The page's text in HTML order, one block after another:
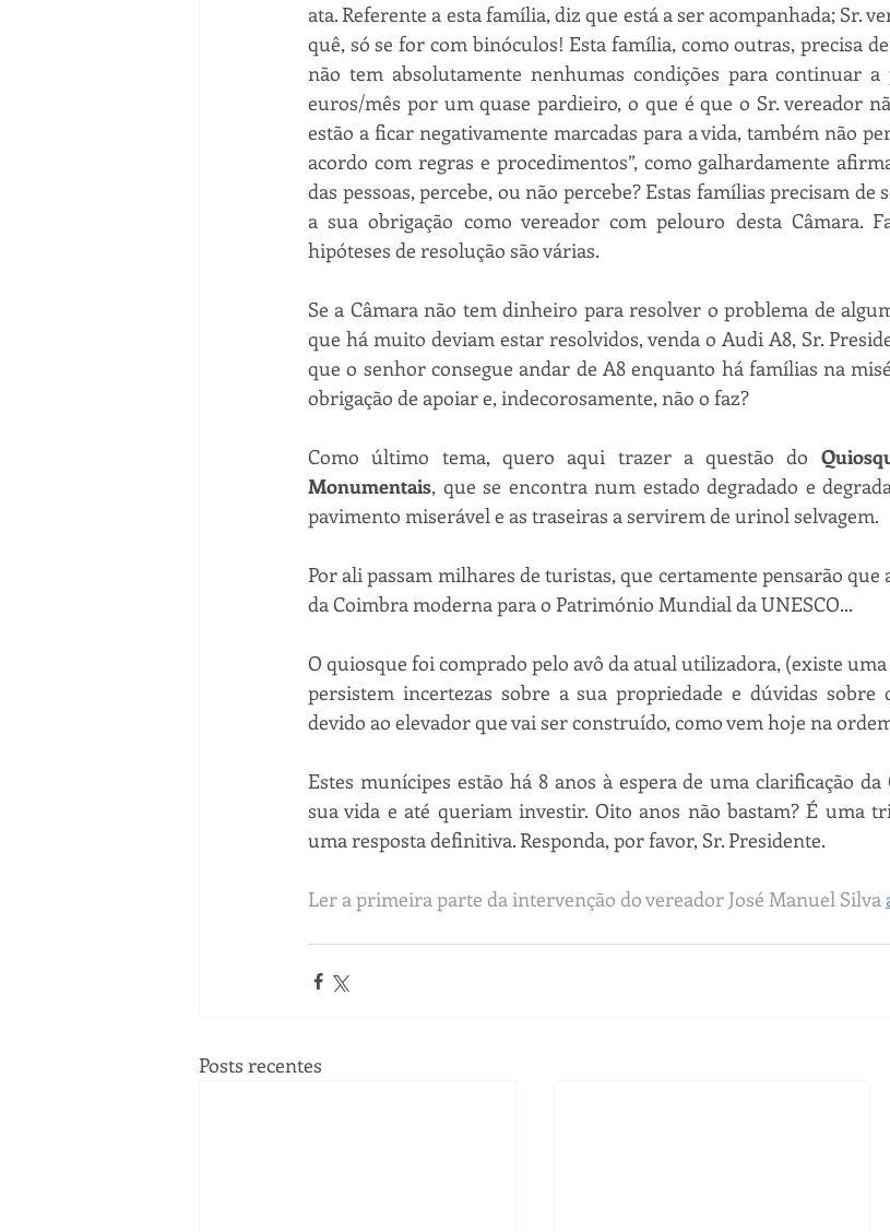
ata. Referente a esta família, diz que está a ser acompanhada; Sr.
quê, só se for com binóculos! Esta família, como outras, precisa
não tem absolutamente nenhumas condições para continuar
euros/mês por um quase pardieiro, o que é que o Sr. vereador
estão a ficar negativamente marcadas para a vida, também não
acordo com regras e procedimentos”, como galhardamente
das pessoas, percebe, ou não percebe? Estas famílias precisam de
a sua obrigação como vereador com pelouro desta Câmara.
hipóteses de resolução são várias.
Se a Câmara não tem dinheiro para resolver o problema de
que há muito deviam estar resolvidos, venda o Audi A8, Sr.
que o senhor consegue andar de A8 enquanto há famílias na
obrigação de apoiar e, indecorosamente, não o faz?
Como último tema, quero aqui trazer a questão do
Monumentais, que se encontra num estado degradado e
pavimento miserável e as traseiras a servirem de urinol selvagem.
Por ali passam milhares de turistas, que certamente pensarão
da Coimbra moderna para o Património Mundial da UNESCO...
O quiosque foi comprado pelo avô da atual utilizadora, (existe uma
persistem incertezas sobre a sua propriedade e dúvidas sobre
devido ao elevador que vai ser construído, como vem hoje na
Estes munícipes estão há 8 anos à espera de uma clarificação
sua vida e até queriam investir. Oito anos não bastam? É uma
uma resposta definitiva. Responda, por favor, Sr. Presidente.
Ler a primeira parte da intervenção do vereador José Manuel Silva
Posts recentes